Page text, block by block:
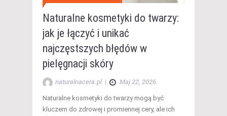
Naturalne kosmetyki do twarzy:
jak je łączyć i unikać
najczęstszych błędów w
pielęgnacji skóry
naturalnacera.pl | Maj 22, 2026
Naturalne kosmetyki do twarzy mogą być
kluczem do zdrowej i promiennej cery, ale ich